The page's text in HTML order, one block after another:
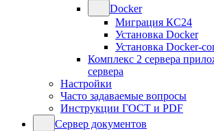
Docker
Миграция КС24
Установка Docker
Установка Docker-
Комплекс 2 сервера
сервера
Настройки
Часто задаваемые вопросы
Инструкции ГОСТ и PDF
Сервер документов